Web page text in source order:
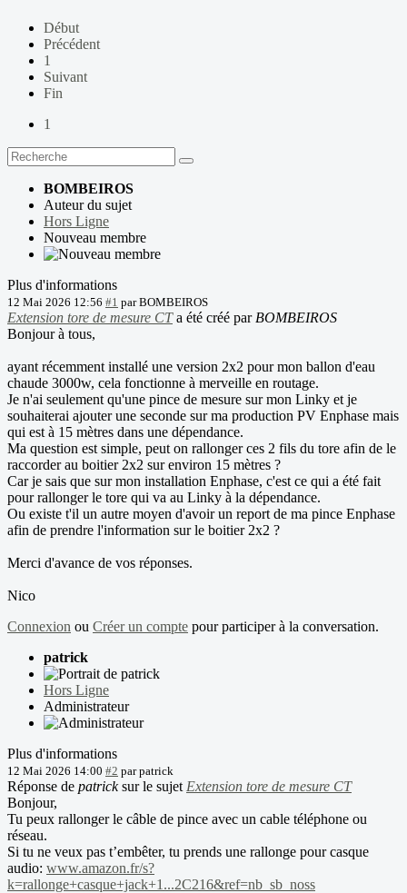
Début
Précédent
1
Suivant
Fin
1
BOMBEIROS
Auteur du sujet
Hors Ligne
Nouveau membre
Plus d'informations
12 Mai 2026 12:56 #1 parBOMBEIROS
Extension tore de mesure CTa été créé par BOMBEIROS
Bonjour à tous,
ayant récemment installé une version 2x2 pour mon ballon d'eau
chaude 3000w, cela fonctionne à merveille en routage.
Je n'ai seulement qu'une pince de mesure sur mon Linky et je
souhaiterai ajouter une seconde sur ma production PV Enphase mais
qui est à 15 mètres dans une dépendance.
Ma question est simple, peut on rallonger ces 2 fils du tore afin de le
raccorder au boitier 2x2 sur environ 15 mètres ?
Car je sais que sur mon installation Enphase, c'est ce qui a été fait
pour rallonger le tore qui va au Linky à la dépendance.
Ou existe t'il un autre moyen d'avoir un report de ma pince Enphase
afin de prendre l'information sur le boitier 2x2 ?
Merci d'avance de vos réponses.
Nico
Connexion ou Créer un compte pour participer à la conversation.
patrick
Hors Ligne
Administrateur
Plus d'informations
12 Mai 2026 14:00 #2 parpatrick
Réponse de patricksur le sujet Extension tore de mesure CT
Bonjour,
Tu peux rallonger le câble de pince avec un cable téléphone ou
réseau.
Si tu ne veux pas t’embêter, tu prends une rallonge pour casque
audio: www.amazon.fr/s?
k=rallonge+casque+jack+1...2C216&ref=nb_sb_noss